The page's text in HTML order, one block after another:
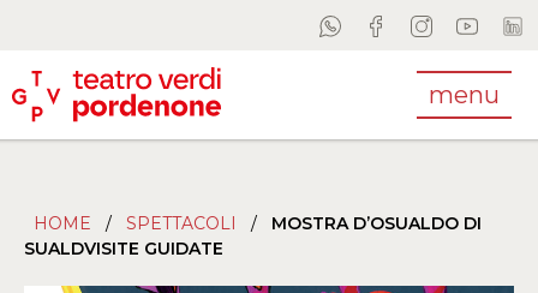
menu
HOME / SPETTACOLI /
MOSTRA D’OSUALDO DI
SUALDVISITE GUIDATE